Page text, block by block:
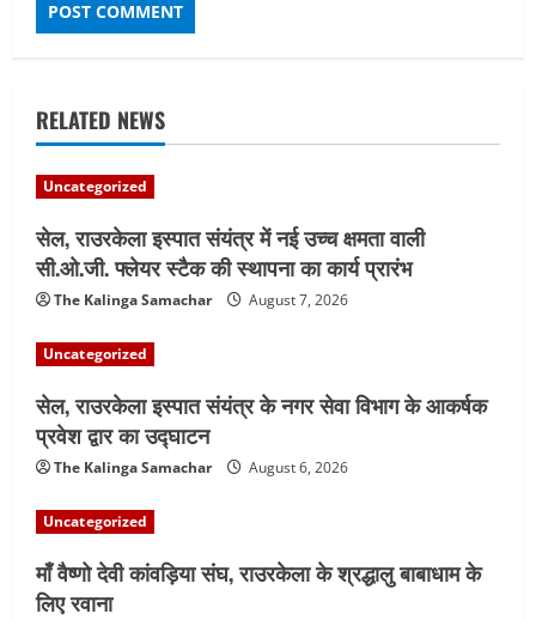
RELATED NEWS
Uncategorized
सेल, राउरकेला इस्पात संयंत्र में नई उच्च क्षमता वाली
सी.ओ.जी. फ्लेयर स्टैक की स्थापना का कार्य प्रारंभ
The Kalinga Samachar August 7, 2026
Uncategorized
सेल, राउरकेला इस्पात संयंत्र के नगर सेवा विभाग के आकर्षक
प्रवेश द्वार का उद्घाटन
The Kalinga Samachar August 6, 2026
Uncategorized
माँ वैष्णो देवी कांवड़िया संघ, राउरकेला के श्रद्धालु बाबाधाम के
लिए रवाना